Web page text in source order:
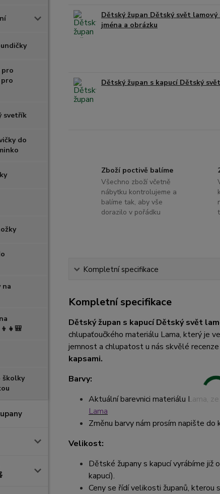
pro
svetřík
do
na
školky
Dětský župan Dětský svět lamový
jména a obrázku
Dětský župan s kapucí Dětský
Zboží poctivě balíme
Všechno zboží včetně
nábytku kontrolujeme a
balíme tak, aby vše
dorazilo v pořádku
Kompletní specifikace
Kompletní specifikace
Dětský župan s kapucí Dětský svět
chlupaťoučkého materiálu Lama, který je
jemnost a chlupatost u nás skvělé
kapsami.
Barvy:
Aktuální barevnici materiálu Lama,
Lama
Změnu barvy nám prosím napište
Velikost:
Dětské župany s kapucí vyrábíme
kapucí).
Ceny se řídí velikosti županů,